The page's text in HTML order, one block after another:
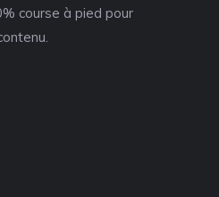
course à pied pour